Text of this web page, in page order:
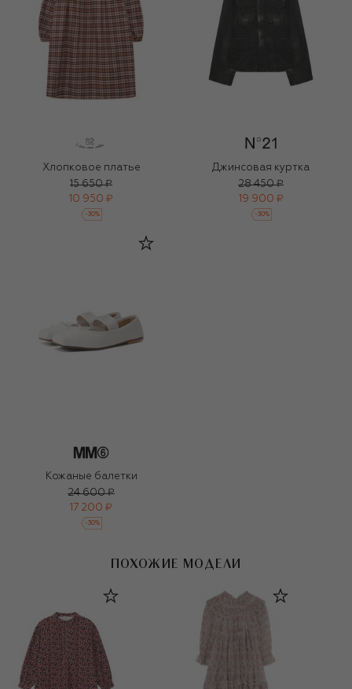
Хлопковое платье
15 650 ₽
10 950 ₽
-30%
Джинсовая куртка
28 450 ₽
19 900 ₽
-30%
Кожаные балетки
24 600 ₽
17 200 ₽
-30%
ПОХОЖИЕ МОДЕЛИ